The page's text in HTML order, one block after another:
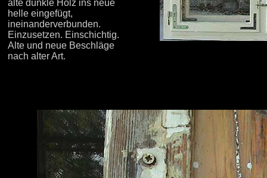
alte dunkle Holz ins neue
helle eingefügt,
ineinanderverbunden.
Einzusetzen. Einschichtig.
Alte und neue Beschläge
nach alter Art.